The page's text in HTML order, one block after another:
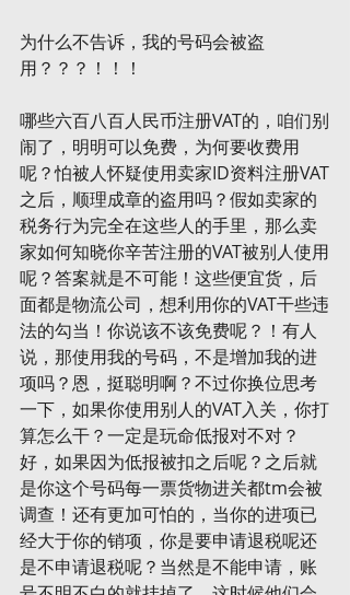
为什么不告诉，我的号码会被盗
用？？？！！！
哪些六百八百人民币注册VAT的，咱们别
闹了，明明可以免费，为何要收费用
呢？怕被人怀疑使用卖家ID资料注册VAT
之后，顺理成章的盗用吗？假如卖家的
税务行为完全在这些人的手里，那么卖
家如何知晓你辛苦注册的VAT被别人使用
呢？答案就是不可能！这些便宜货，后
面都是物流公司，想利用你的VAT干些违
法的勾当！你说该不该免费呢？！有人
说，那使用我的号码，不是增加我的进
项吗？恩，挺聪明啊？不过你换位思考
一下，如果你使用别人的VAT入关，你打
算怎么干？一定是玩命低报对不对？
好，如果因为低报被扣之后呢？之后就
是你这个号码每一票货物进关都tm会被
调查！还有更加可怕的，当你的进项已
经大于你的销项，你是要申请退税呢还
是不申请退税呢？当然是不能申请，账